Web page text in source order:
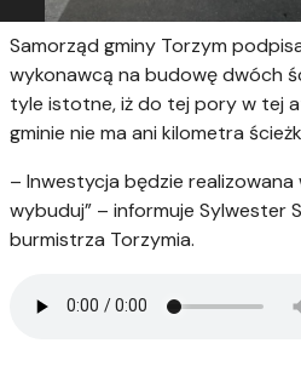
Samorząd gminy Torzym
wykonawcą na budowę dwóch
tyle istotne, iż do tej pory w tej
gminie nie ma ani kilometra
– Inwestycja będzie
wybuduj” – informuje Sylwester
burmistrza Torzymia.